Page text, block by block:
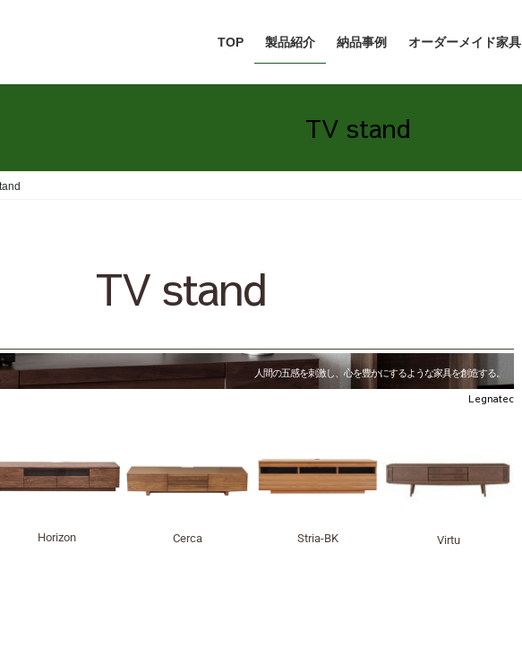
TOP 製品紹介 納品事例 オーダーメイド家具
TV stand
TV stand
人間の五感を刺激し、心を豊かにするような家具を創造する。
Legnatec
Horizon Cerca Stria-BK Virtu